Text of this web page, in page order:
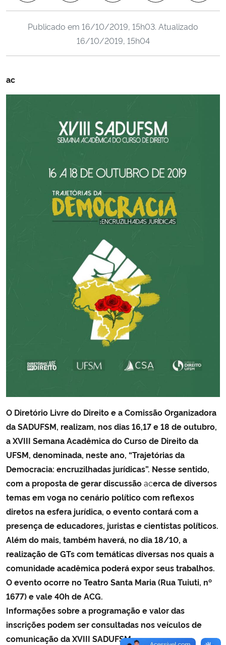
Ministério do Turismo
Ministério do Desenvolvimento Regional
Controladoria-Geral da União
Ministério da Mulher, da Família e dos Direitos Humanos
Gabinete de Segurança Institucional
Publicado em 16/10/2019, 15h03. Atualizado
16/10/2019, 15h04
ac
O Diretório Livre do Direito e a Comissão Organizadora
da SADUFSM, realizam, nos dias 16,17 e 18 de outubro,
a XVIII Semana Acadêmica do Curso de Direito da
UFSM, denominada, neste ano, “Trajetórias da
Democracia: encruzilhadas jurídicas”. Nesse sentido,
com a proposta de gerar discussãoacerca de diversos
temas em voga no cenário político com reflexos
diretos na esfera jurídica, o evento contará com a
presença de educadores, juristas e cientistas políticos.
Além do mais, também haverá, no dia 18/10, a
realização de GTs com temáticas diversas nos quais a
comunidade acadêmica poderá expor seus trabalhos.
O evento ocorre no Teatro Santa Maria (Rua Tuiuti, nº
1677) e vale 40h de ACG.
Informações sobre a programação e valor das
inscrições podem ser consultadas nos veículos de
comunicação da XVIII SADUFSM